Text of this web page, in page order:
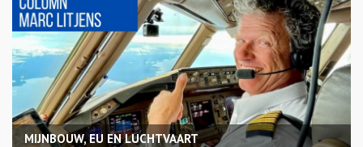
MIJNBOUW, EU EN LUCHTVAART